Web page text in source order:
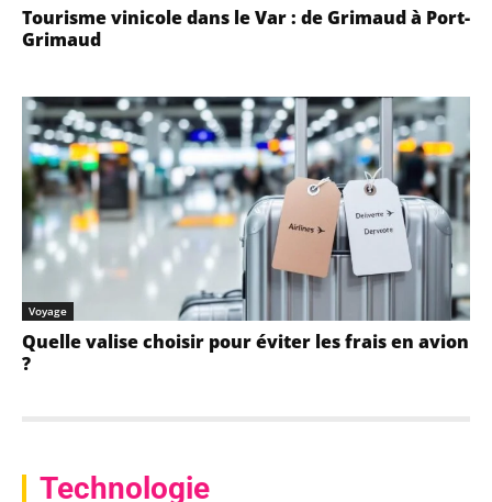
Tourisme vinicole dans le Var : de Grimaud à Port-
Grimaud
Voyage
Quelle valise choisir pour éviter les frais en avion
?
Technologie